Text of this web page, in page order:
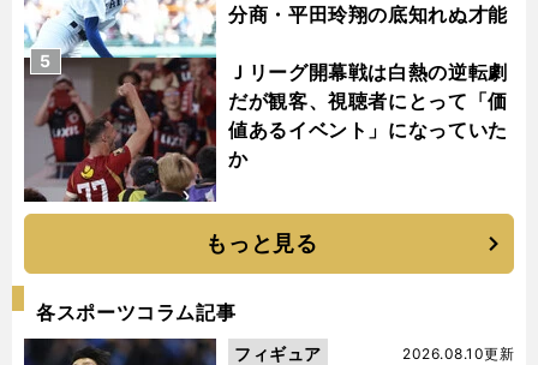
分商・平田玲翔の底知れぬ才能
Ｊリーグ開幕戦は白熱の逆転劇
だが観客、視聴者にとって「価
値あるイベント」になっていた
か
5
もっと見る
各スポーツコラム記事
2026.08.10更新
フィギュア